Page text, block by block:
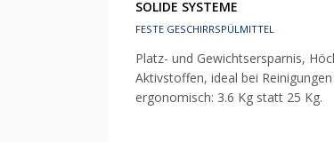
SOLIDE SYSTEME
FESTE GESCHIRRSPÜLMITTEL
Platz- und Gewichtsersparnis,
Aktivstoffen, ideal bei
ergonomisch: 3.6 Kg statt 25 Kg.